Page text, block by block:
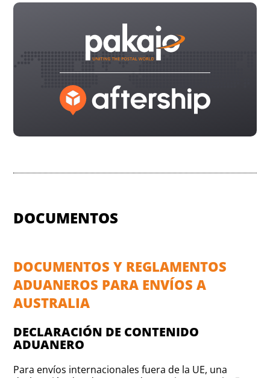
DOCUMENTOS
DOCUMENTOS Y REGLAMENTOS
ADUANEROS PARA ENVÍOS A
AUSTRALIA
DECLARACIÓN DE CONTENIDO
ADUANERO
Para envíos internacionales fuera de la UE, una